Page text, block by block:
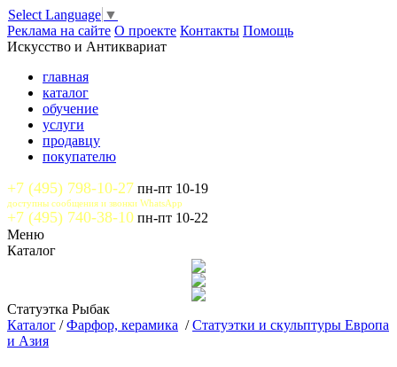
Select Language ▼
Реклама на сайте О проекте Контакты Помощь
Искусство и Антиквариат
главная
каталог
обучение
услуги
продавцу
покупателю
+7 (495) 798-10-27 пн-пт 10-19
доступны сообщения и звонки WhatsApp
+7 (495) 740-38-10 пн-пт 10-22
Меню
Каталог
Статуэтка Рыбак
Каталог /Фарфор, керамика /Статуэтки и скульптуры Европа
и Азия